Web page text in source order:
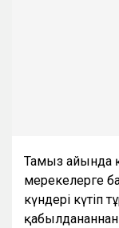
Тамыз айында
мерекелерге
күндері күтіп